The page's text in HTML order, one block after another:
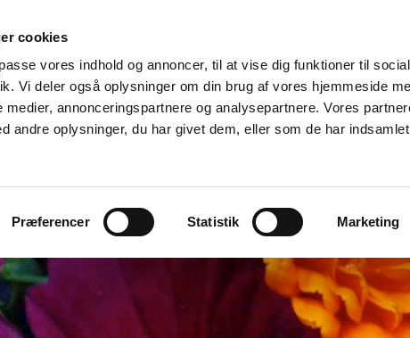
cookies
vores indhold og annoncer, til at vise dig funktioner til
Vi deler også oplysninger om din brug af vores hjemmeside
medier, annonceringspartnere og analysepartnere. Vores
andre oplysninger, du har givet dem, eller som de har
Præferencer Statistik Marketing
Byggeri & miljø Landbrug og natur Galleri